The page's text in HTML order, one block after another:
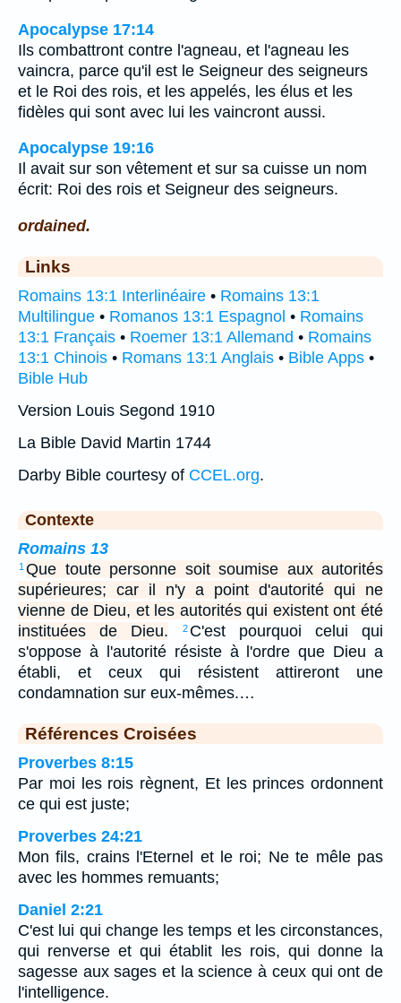
Apocalypse 17:14
Ils combattront contre l'agneau, et l'agneau les
vaincra, parce qu'il est le Seigneur des seigneurs
et le Roi des rois, et les appelés, les élus et les
fidèles qui sont avec lui les vaincront aussi.
Apocalypse 19:16
Il avait sur son vêtement et sur sa cuisse un nom
écrit: Roi des rois et Seigneur des seigneurs.
ordained.
Links
Romains 13:1 Interlinéaire • Romains 13:1
Multilingue • Romanos 13:1 Espagnol • Romains
13:1 Français • Roemer 13:1 Allemand • Romains
13:1 Chinois • Romans 13:1 Anglais • Bible Apps •
Bible Hub
Version Louis Segond 1910
La Bible David Martin 1744
Darby Bible courtesy of CCEL.org.
Contexte
Romains 13
1 Que toute personne soit soumise aux autorités
supérieures; car il n'y a point d'autorité qui ne
vienne de Dieu, et les autorités qui existent ont été
instituées de Dieu.
2 C'est pourquoi celui qui
s'oppose à l'autorité résiste à l'ordre que Dieu a
établi, et ceux qui résistent attireront une
condamnation sur eux-mêmes.…
Références Croisées
Proverbes 8:15
Par moi les rois règnent, Et les princes ordonnent
ce qui est juste;
Proverbes 24:21
Mon fils, crains l'Eternel et le roi; Ne te mêle pas
avec les hommes remuants;
Daniel 2:21
C'est lui qui change les temps et les circonstances,
qui renverse et qui établit les rois, qui donne la
sagesse aux sages et la science à ceux qui ont de
l'intelligence.